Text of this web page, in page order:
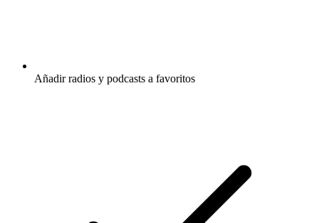
Añadir radios y podcasts a favoritos